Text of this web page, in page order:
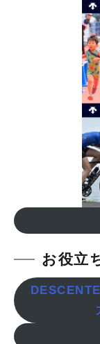
お役立